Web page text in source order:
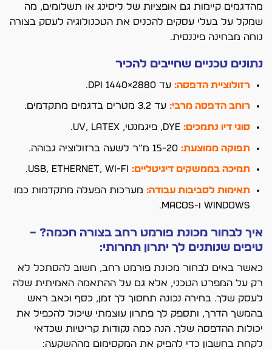
מהדגמים קיימות גם אופציות של ליסינג או תשלומים, מה
שמקל על בעלי עסקים להכניס את הטכנולוגיה לעסק בצורה
נוחה מבחינה פיננסית.
נתונים טכניים שחייבים להכיר
רזולוציית הדפסה:עד 2880×1440 DPI.
רוחב הדפסה מרבי:עד 3.2 מטרים בדגמים מתקדמים.
סוגי דיו נתמכים:Dye, פיגמנטי, UV, Latex.
תפוקה ממוצעת:15-20 מ”ר לשעה ברזולוציה גבוהה.
תמיכה בממשקים דיגיטליים: USB, Ethernet, Wi-Fi.
תאימות לסביבות עבודה: מערכות הפעלה מתקדמות כמו
Windows ו-MacOS.
איך לבחור מכונת פורמט רחב בצורה חכמה? –
טיפים שנותנים לך יתרון תחרותי:
כאשר באים לבחור מכונת פורמט רחב, חשוב להסתכל לא
רק על המפרט הטכני, אלא גם על ההתאמה האמיתית שלה
לעסק שלך. בחירה נכונה תחסוך לך זמן, כסף וכאב ראש
בהמשך הדרך, ותספק לך פתרון עוצמתי שיכול להכפיל את
יכולות ההדפסה שלך. הנה כמה נקודות קריטיות שכדאי
לקחת בחשבון כדי להפיק את המקסימום מההשקעה: